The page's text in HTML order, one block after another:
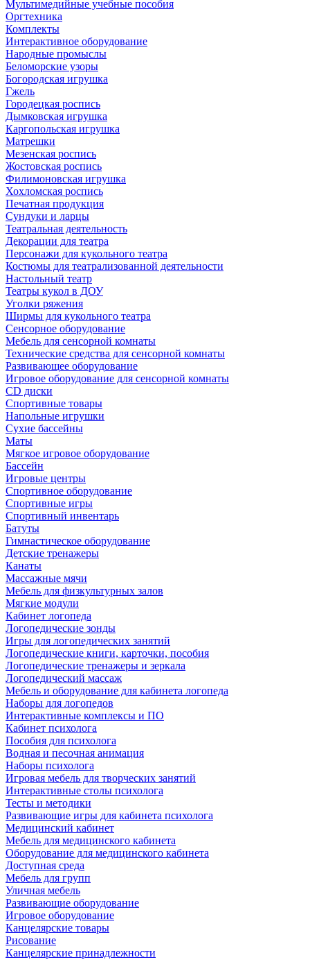
Мультимедийные учебные пособия
Оргтехника
Комплекты
Интерактивное оборудование
Народные промыслы
Беломорские узоры
Богородская игрушка
Гжель
Городецкая роспись
Дымковская игрушка
Каргопольская игрушка
Матрешки
Мезенская роспись
Жостовская роспись
Филимоновская игрушка
Хохломская роспись
Печатная продукция
Сундуки и ларцы
Театральная деятельность
Декорации для театра
Персонажи для кукольного театра
Костюмы для театрализованной деятельности
Настольный театр
Театры кукол в ДОУ
Уголки ряжения
Ширмы для кукольного театра
Сенсорное оборудование
Мебель для сенсорной комнаты
Технические средства для сенсорной комнаты
Развивающее оборудование
Игровое оборудование для сенсорной комнаты
CD диски
Спортивные товары
Напольные игрушки
Сухие бассейны
Маты
Мягкое игровое оборудование
Бассейн
Игровые центры
Спортивное оборудование
Спортивные игры
Спортивный инвентарь
Батуты
Гимнастическое оборудование
Детские тренажеры
Канаты
Массажные мячи
Мебель для физкультурных залов
Мягкие модули
Кабинет логопеда
Логопедические зонды
Игры для логопедических занятий
Логопедические книги, карточки, пособия
Логопедические тренажеры и зеркала
Логопедический массаж
Мебель и оборудование для кабинета логопеда
Наборы для логопедов
Интерактивные комплексы и ПО
Кабинет психолога
Пособия для психолога
Водная и песочная анимация
Наборы психолога
Игровая мебель для творческих занятий
Интерактивные столы психолога
Тесты и методики
Развивающие игры для кабинета психолога
Медицинский кабинет
Мебель для медицинского кабинета
Оборудование для медицинского кабинета
Доступная среда
Мебель для групп
Уличная мебель
Развивающие оборудование
Игровое оборудование
Канцелярские товары
Рисование
Канцелярские принадлежности